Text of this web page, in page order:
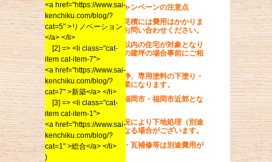
屋根塗り替えキャンペーンの注意点
※現場調査・お見積には費用はかかりま
せん。お気軽にお問い合わせください。
※建坪約４０坪以内の住宅が対象となり
ます。それ以上の建坪の場合事前にご相
談ください。
※塗り替えは洗浄、専用塗料の下塗り・
上塗りという作業になります。
※対応エリアは福岡市・福岡市近郊とな
ります。
※屋根の劣化状況により下地処理（別途
費用）が必要となる場合がございます。
※樋・破風塗装・瓦補修等は別途費用が
必要となります。
<a href="https://www.sai-
kenchiku.com/blog/?
cat=5" >リノベーション
</a> </li>
[2] => <li class="cat-
item cat-item-7">
<a href="https://www.sai-
kenchiku.com/blog/?
cat=7" >新築</a> </li>
[3] => <li class="cat-
item cat-item-1">
<a href="https://www.sai-
kenchiku.com/blog/?
cat=1" >総合</a> </li>
)